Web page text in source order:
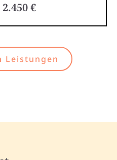
€
Leistungen